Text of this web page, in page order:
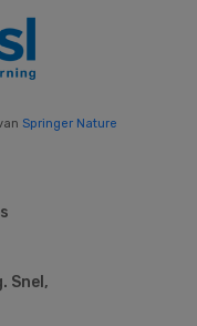
Springer Nature
Snel,